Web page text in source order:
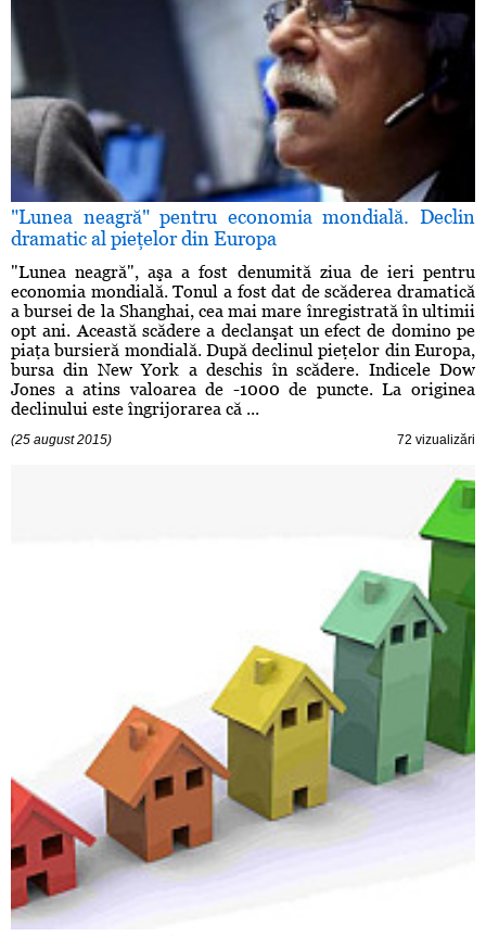
"Lunea neagră" pentru economia mondială. Declin
dramatic al pieţelor din Europa
"Lunea neagră", aşa a fost denumită ziua de ieri pentru
economia mondială. Tonul a fost dat de scăderea dramatică
a bursei de la Shanghai, cea mai mare înregistrată în ultimii
opt ani. Această scădere a declanşat un efect de domino pe
piaţa bursieră mondială. După declinul pieţelor din Europa,
bursa din New York a deschis în scădere. Indicele Dow
Jones a atins valoarea de -1000 de puncte. La originea
declinului este îngrijorarea că ...
(25 august 2015) 72 vizualizări